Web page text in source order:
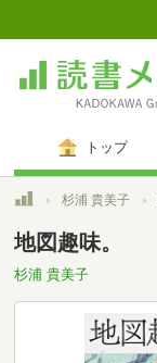
トップ
トップ杉浦 貴美子
地図趣味。
杉浦 貴美子